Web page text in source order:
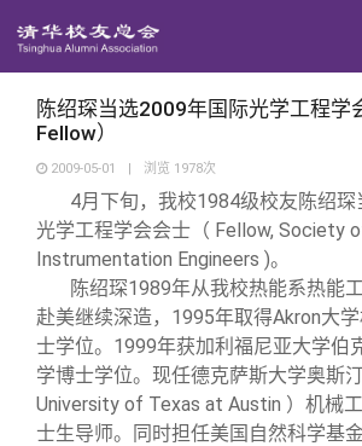
地区联络
年级联络
院系校友工作
专业委员会
兴趣群体
回馈母校
捐赠项目
捐赠新闻
捐赠纪事
捐赠方法
媒体平台
《清华校友通讯》
《水木清华》
我要订阅
百年清华
清华人物
清华故事
校友服务
终身学习
校友总会
陈绍琛当选2009年国际光学工程学
Fellow）
2009-05-01 | 浏览 1978次
4月下旬，我校1984级校友陈绍
光学工程学会会士（ Fellow, Society
Instrumentation Engineers )。
陈绍琛1989年从我校热能系热能
赴美继续深造，1995年取得Akron大
士学位。1999年获加利福尼亚大学伯
学博士学位。现任德克萨斯大学奥斯
University of Texas at Austin ）机械
士生导师。同时担任美国自然科学基